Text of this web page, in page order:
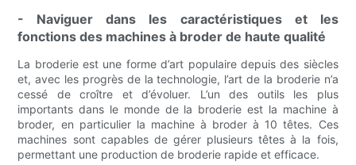
- Naviguer dans les caractéristiques et les
fonctions des machines à broder de haute qualité
La broderie est une forme d’art populaire depuis des siècles
et, avec les progrès de la technologie, l’art de la broderie n’a
cessé de croître et d’évoluer. L’un des outils les plus
importants dans le monde de la broderie est la machine à
broder, en particulier la machine à broder à 10 têtes. Ces
machines sont capables de gérer plusieurs têtes à la fois,
permettant une production de broderie rapide et efficace.